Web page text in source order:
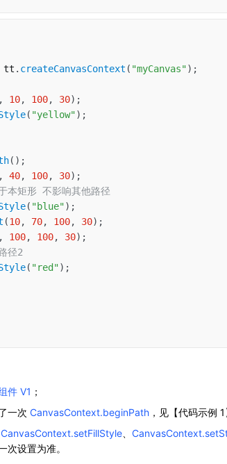
tt . createCanvasContext ( "myCanvas") ;
, 10, 100, 30) ;
( "yellow") ;
( ) ;
, 40, 100, 30) ;
本矩形 不影响其他路径
( "blue") ;
(10, 70, 100, 30) ;
, 100, 100, 30) ;
径2
( "red") ;
件 V1 ；
一次 CanvasContext.beginPath ，见【代码示例 1
CanvasContext.setFillStyle
次设置为准。